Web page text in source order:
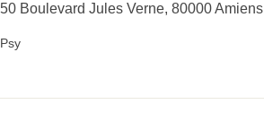
50 Boulevard Jules Verne, 80000 Amiens
Psy